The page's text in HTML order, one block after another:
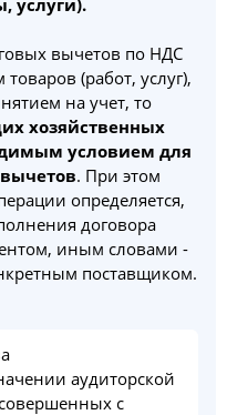
услуги).
вычетов по НДС
(работ, услуг),
на учет, то
хозяйственных
условием для
. При этом
определяется,
договора
иным словами -
поставщиком.
аудиторской
совершенных с